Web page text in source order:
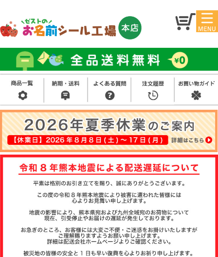
マイ
ジ
お名
前シ
ール
アイ
ロン
シー
ル
お買
い得
セッ
ト
スタ
ンプ
その
他
注文履歴